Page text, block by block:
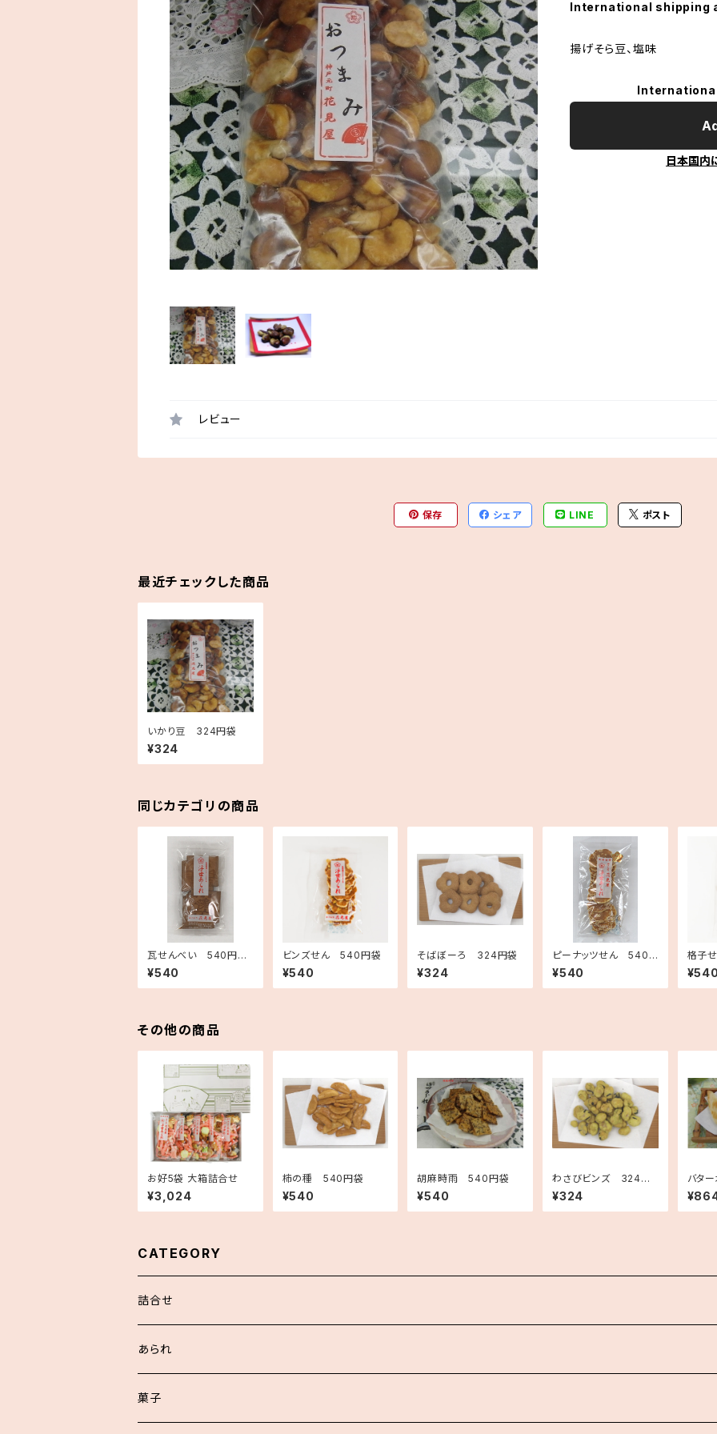
International shipping
揚げそら豆、塩味
日本国内
レビュー
保存 シェア LINE ポスト
最近チェックした商品
いかり豆 324円袋
¥324
同じカテゴリの商品
瓦せんべい 540円袋
(7枚入り)
¥540
ビンズせん 540円袋
¥540
そばぼーろ 324円袋
¥324
ピーナッツせん 540
円袋
¥540
格子
その他の商品
お好5袋 大箱詰合せ
¥3,024
柿の種 540円袋
¥540
胡麻時雨 540円袋
¥540
わさびビンズ 324円
袋
¥324
バタ
CATEGORY
詰合せ
浮世あられ詰合せ
お好詰合せ
あられ
菓子